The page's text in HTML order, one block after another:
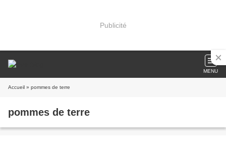
Publicité
MENU
Accueil » pommes de terre
pommes de terre